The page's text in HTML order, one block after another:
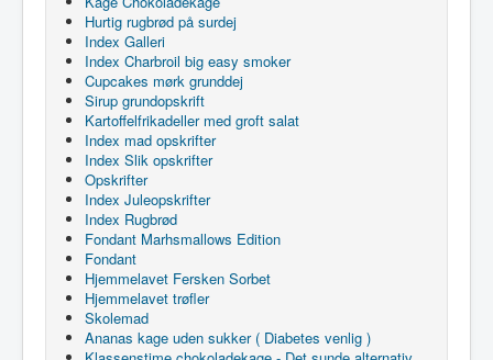
Hurtig rugbrød på surdej
Index Galleri
Index Charbroil big easy smoker
Cupcakes mørk grunddej
Sirup grundopskrift
Kartoffelfrikadeller med groft salat
Index mad opskrifter
Index Slik opskrifter
Opskrifter
Index Juleopskrifter
Index Rugbrød
Fondant Marhsmallows Edition
Fondant
Hjemmelavet Fersken Sorbet
Hjemmelavet trøfler
Skolemad
Ananas kage uden sukker ( Diabetes venlig )